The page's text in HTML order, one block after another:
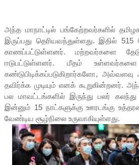
அந்த மாநாட்டில் பங்கேற்றவர்களில்
இருப்பது தெரியவந்துள்ளது. இதில்
காணப்பட்டுள்ளனர். மற்றவர்களை
ஈடுபட்டுள்ளனர். மீதம்
கண்டுபிடிக்கப்படுகிறார்களோ,
தவிர்க்க முடியும் எனக் கூறுகின்றனர்.
பல மாவட்டங்களில் இருந்து பலர்
இன்னும் 15 நாட்களுக்கு ஊரடங்கு
வேண்டிய சூழ்நிலை உருவாகியுள்ளது.